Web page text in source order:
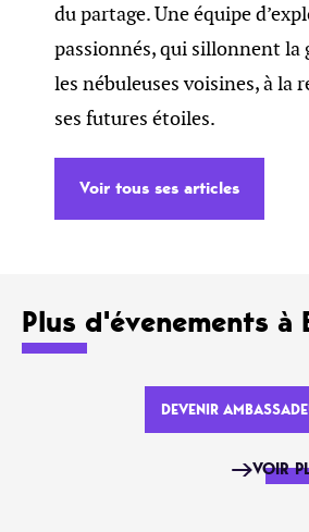
du partage. Une équipe
passionnés, qui sillonnent la
les nébuleuses voisines, à la
ses futures étoiles.
Voir tous ses articles
Plus d'évenements à
DEVENIR
VOIR